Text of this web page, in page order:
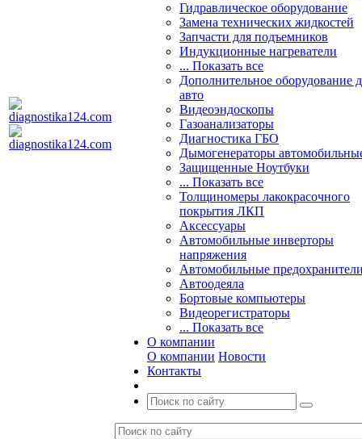
Гидравлическое оборудование
Замена технических жидкостей
Запчасти для подъемников
Индукционные нагреватели
... Показать все
Дополнительное оборудование
авто
Видеоэндоскопы
Газоанализаторы
Диагностика ГБО
Дымогенераторы
Защищенные Ноутбуки
... Показать все
Толщиномеры лакокрасочного
покрытия ЛКП
Аксессуары
Автомобильные инверторы
напряжения
Автомобильные
Автоодеяла
Бортовые компьютеры
Видеорегистраторы
... Показать все
О компании
О компании Новости
Контакты